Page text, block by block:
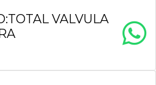
VALVULA